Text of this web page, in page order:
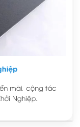
mãi, cộng tác
Nghiệp.